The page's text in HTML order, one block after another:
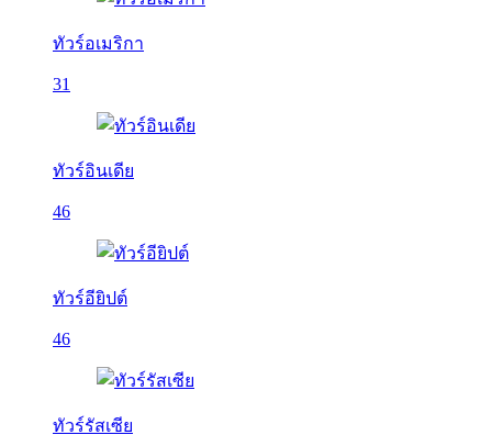
ทัวร์อเมริกา
31
ทัวร์อินเดีย
46
ทัวร์อียิปต์
46
ทัวร์รัสเซีย